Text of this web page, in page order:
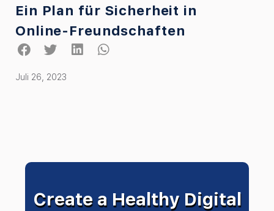
Ein Plan für Sicherheit in
Online-Freundschaften
Juli 26, 2023
Create a Healthy Digital